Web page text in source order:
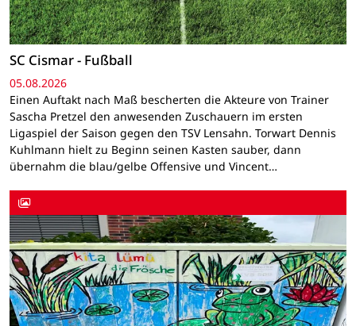
SC Cismar - Fußball
05.08.2026
Einen Auftakt nach Maß bescherten die Akteure von Trainer
Sascha Pretzel den anwesenden Zuschauern im ersten
Ligaspiel der Saison gegen den TSV Lensahn. Torwart Dennis
Kuhlmann hielt zu Beginn seinen Kasten sauber, dann
übernahm die blau/gelbe Offensive und Vincent…